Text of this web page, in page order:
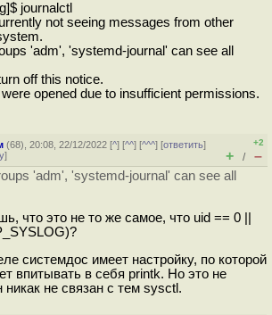
journalctl
not seeing messages from other
'adm', 'systemd-journal' can see all
off this notice.
opened due to insufficient permissions.
(68), 20:08, 22/12/2022 [^] [^^] [^^^] [ответить]
]
+2
+ / –
'adm', 'systemd-journal' can see all
что это не то же самое, что uid == 0 ||
системдос имеет настройку, по которой
впитывать в себя printk. Но это не
никак не связан с тем sysctl.